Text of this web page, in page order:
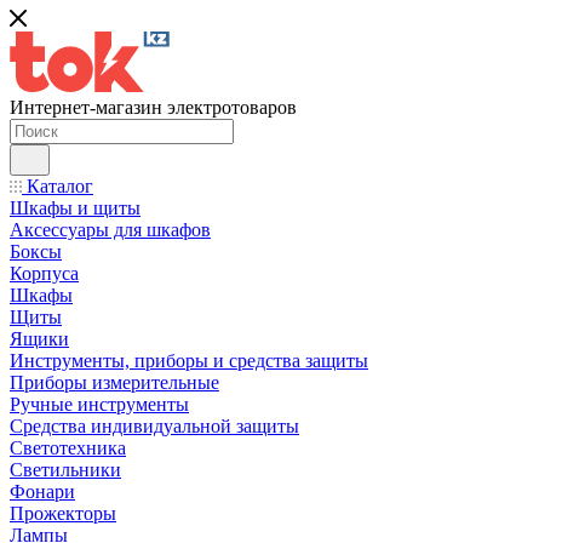
Интернет-магазин электротоваров
Каталог
Шкафы и щиты
Аксессуары для шкафов
Боксы
Корпуса
Шкафы
Щиты
Ящики
Инструменты, приборы и средства защиты
Приборы измерительные
Ручные инструменты
Средства индивидуальной защиты
Светотехника
Светильники
Фонари
Прожекторы
Лампы